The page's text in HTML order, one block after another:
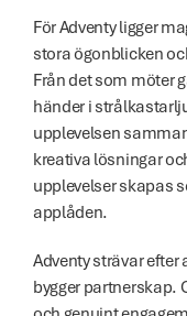
För Adventy ligger
stora ögonblicken
Från det som möter
händer i
upplevelsen
kreativa lösningar
upplevelser skapas
applåden.
Adventy strävar efter
bygger partnerskap.